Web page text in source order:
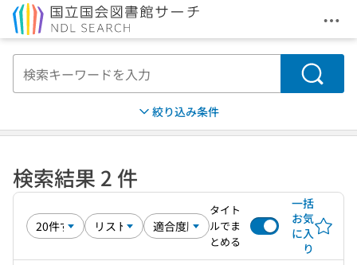
メ
検索
絞り込み条件
検索結果 2 件
タイト
ルでま
とめる
一括
お気
に入
り